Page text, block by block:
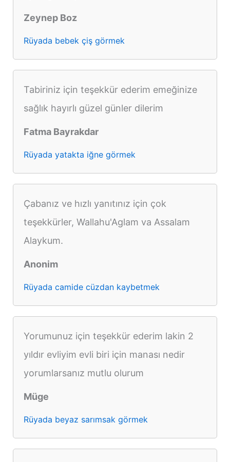
Zeynep Boz
Rüyada bebek çiş görmek
Tabiriniz için teşekkür ederim emeğinize
sağlık hayırlı güzel günler dilerim
Fatma Bayrakdar
Rüyada yatakta iğne görmek
Çabanız ve hızlı yanıtınız için çok
teşekkürler, Wallahu'Aglam va Assalam
Alaykum.
Anonim
Rüyada camide cüzdan kaybetmek
Yorumunuz için teşekkür ederim lakin 2
yıldır evliyim evli biri için manası nedir
yorumlarsanız mutlu olurum
Müge
Rüyada beyaz sarımsak görmek